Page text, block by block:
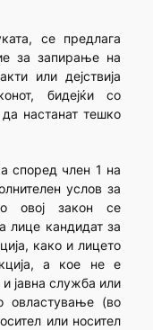
се предлага
за запирање на
или дејствија
бидејќи со
настанат тешко
според член 1 на
услов за
овој закон се
лице кандидат за
како и лицето
а кое не е
јавна служба или
овластување (во
или носител